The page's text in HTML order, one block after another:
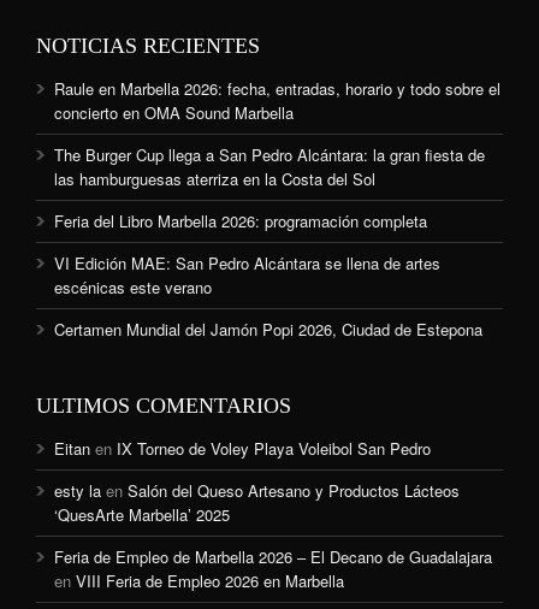
NOTICIAS RECIENTES
Raule en Marbella 2026: fecha, entradas, horario y todo sobre el
concierto en OMA Sound Marbella
The Burger Cup llega a San Pedro Alcántara: la gran fiesta de
las hamburguesas aterriza en la Costa del Sol
Feria del Libro Marbella 2026: programación completa
VI Edición MAE: San Pedro Alcántara se llena de artes
escénicas este verano
Certamen Mundial del Jamón Popi 2026, Ciudad de Estepona
ULTIMOS COMENTARIOS
Eitan en IX Torneo de Voley Playa Voleibol San Pedro
esty la en Salón del Queso Artesano y Productos Lácteos
‘QuesArte Marbella’ 2025
Feria de Empleo de Marbella 2026 – El Decano de Guadalajara
en VIII Feria de Empleo 2026 en Marbella